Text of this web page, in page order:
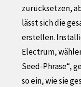
zurücksetzen,
lässt sich die
erstellen.
Electrum,
Seed-Phrase“,
so ein, wie sie